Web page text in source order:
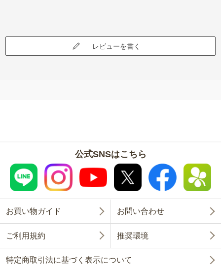
レビューを書く
公式SNSはこちら
お買い物ガイド お問い合わせ
ご利用規約 推奨環境
特定商取引法に基づく表示について